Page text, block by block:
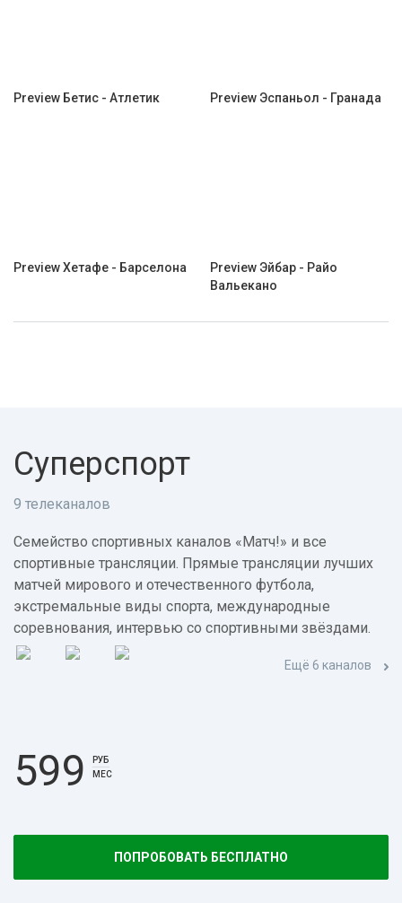
Preview Бетис - Атлетик Preview Эспаньол - Гранада
Preview Хетафе - Барселона
Preview Эйбар - Райо
Вальекано
Суперспорт
9 телеканалов
Семейство спортивных каналов «Матч!» и все
спортивные трансляции. Прямые трансляции лучших
матчей мирового и отечественного футбола,
экстремальные виды спорта, международные
соревнования, интервью со спортивными звёздами.
Ещё 6 каналов
599
РУБ
МЕС
ПОПРОБОВАТЬ БЕСПЛАТНО